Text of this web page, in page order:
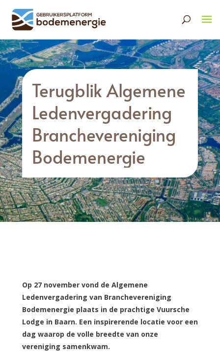
Terugblik Algemene
Ledenvergadering
Branchevereniging
Bodemenergie
Op 27 november vond de Algemene
Ledenvergadering van Branchevereniging
Bodemenergie plaats in de prachtige Vuursche
Lodge in Baarn. Een inspirerende locatie voor een
dag waarop de volle breedte van onze
vereniging samenkwam.